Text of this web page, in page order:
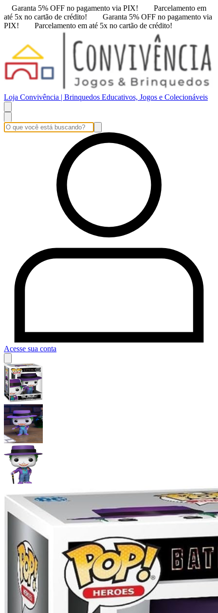
Garanta 5% OFF no pagamento via PIX!
Parcelamento em
até 5x no cartão de crédito!
Garanta 5% OFF no pagamento via
PIX!
Parcelamento em até 5x no cartão de crédito!
Loja Convivência | Brinquedos Educativos, Jogos e Colecionáveis
Acesse sua conta